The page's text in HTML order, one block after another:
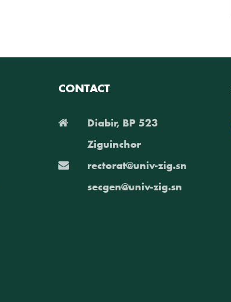
CONTACT
Diabir, BP 523
Ziguinchor
rectorat@univ-zig.sn
secgen@univ-zig.sn